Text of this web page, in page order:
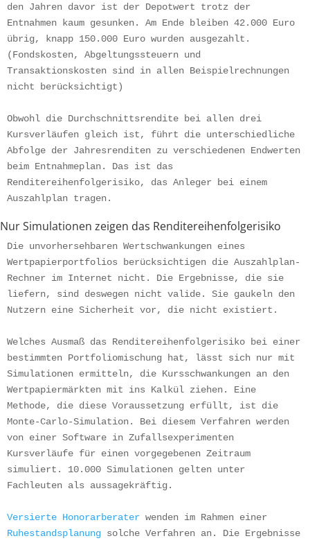
den Jahren davor ist der Depotwert trotz der
Entnahmen kaum gesunken. Am Ende bleiben 42.000 Euro
übrig, knapp 150.000 Euro wurden ausgezahlt.
(Fondskosten, Abgeltungssteuern und
Transaktionskosten sind in allen Beispielrechnungen
nicht berücksichtigt)
Obwohl die Durchschnittsrendite bei allen drei
Kursverläufen gleich ist, führt die unterschiedliche
Abfolge der Jahresrenditen zu verschiedenen Endwerten
beim Entnahmeplan. Das ist das
Renditereihenfolgerisiko, das Anleger bei einem
Auszahlplan tragen.
Nur Simulationen zeigen das Renditereihenfolgerisiko
Die unvorhersehbaren Wertschwankungen eines
Wertpapierportfolios berücksichtigen die Auszahlplan-
Rechner im Internet nicht. Die Ergebnisse, die sie
liefern, sind deswegen nicht valide. Sie gaukeln den
Nutzern eine Sicherheit vor, die nicht existiert.
Welches Ausmaß das Renditereihenfolgerisiko bei einer
bestimmten Portfoliomischung hat, lässt sich nur mit
Simulationen ermitteln, die Kursschwankungen an den
Wertpapiermärkten mit ins Kalkül ziehen. Eine
Methode, die diese Voraussetzung erfüllt, ist die
Monte-Carlo-Simulation. Bei diesem Verfahren werden
von einer Software in Zufallsexperimenten
Kursverläufe für einen vorgegebenen Zeitraum
simuliert. 10.000 Simulationen gelten unter
Fachleuten als aussagekräftig.
Versierte Honorarberater
Ruhestandsplanung solche Verfahren an. Die Ergebnisse